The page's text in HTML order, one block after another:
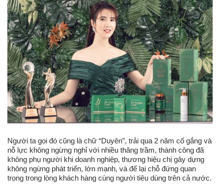
Người ta gọi đó cũng là chữ “Duyên”, trải qua 2 năm cố gắng và
nỗ lực không ngừng nghỉ với nhiều thăng trầm, thành công đã
không phụ người khi doanh nghiệp, thương hiệu chị gây dựng
không ngừng phát triển, lớn mạnh, và để lại chỗ đứng quan
trọng trong lòng khách hàng cùng người tiêu dùng trên cả nước.